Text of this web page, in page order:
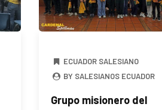
ECUADOR SALESIANO
BY SALESIANOS ECUADOR
Grupo misionero del